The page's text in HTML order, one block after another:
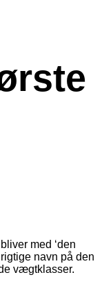
med ‘den
navn på den
vægtklasser.